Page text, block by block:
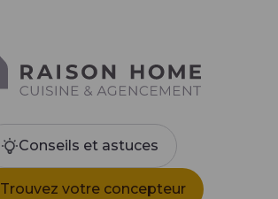
Conseils et astuces
Trouvez votre concepteur